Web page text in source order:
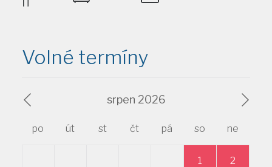
Volné termíny
srpen 2026
po út st čt pá so ne
1 2